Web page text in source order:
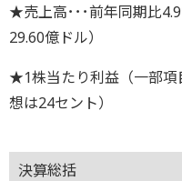
★売上高･･･前年同期比
29.60億ドル）
★1株当たり利益（一部項
想は24セント）
決算総括